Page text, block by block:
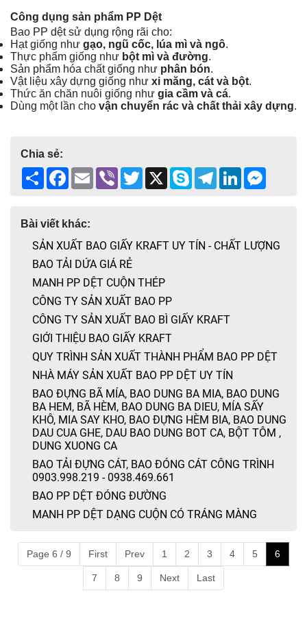
Công dụng sản phẩm PP Dệt
Bao PP dệt sử dụng rộng rãi cho:
Hạt giống như gạo, ngũ cốc, lúa mì và ngô.
Thực phẩm giống như bột mì và đường.
Sản phẩm hóa chất giống như phân bón.
Vật liệu xây dựng giống như xi măng, cát và bột.
Thức ăn chăn nuôi giống như gia cầm và cá.
Dùng một lần cho vận chuyển rác và chất thải xây dựng.
Chia sẻ:
ShareFacebook
EmailViber Twitter
X SkypeTelegramLinkedIn
Bài viết khác:
SẢN XUẤT BAO GIẤY KRAFT UY TÍN - CHẤT LƯỢNG
BAO TẢI DỨA GIÁ RẺ
MANH PP DỆT CUỘN THÉP
CÔNG TY SẢN XUẤT BAO PP
CÔNG TY SẢN XUẤT BAO BÌ GIẤY KRAFT
GIỚI THIỆU BAO GIẤY KRAFT
QUY TRÌNH SẢN XUẤT THÀNH PHẨM BAO PP DỆT
NHÀ MÁY SẢN XUẤT BAO PP DỆT UY TÍN
BAO ĐỰNG BÃ MÍA, BAO DUNG BA MIA, BAO DUNG
BA HEM, BÃ HÈM, BAO DUNG BA DIEU, MÍA SẤY
KHÔ, MIA SAY KHO, BAO ĐỰNG HÈM BIA, BAO DUNG
DAU CUA GHE, DAU BAO DUNG BOT CA, BỘT TÔM ,
DUNG XUONG CA
BAO TẢI ĐỰNG CÁT, BAO ĐÓNG CÁT CÔNG TRÌNH
0903.998.219 - 0938.469.661
BAO PP DỆT ĐÓNG ĐƯỜNG
MANH PP DỆT DẠNG CUỘN CÓ TRÁNG MÀNG
Page 6 / 9 First Prev 1 2 3 4 5 6
7 8 9 Next Last